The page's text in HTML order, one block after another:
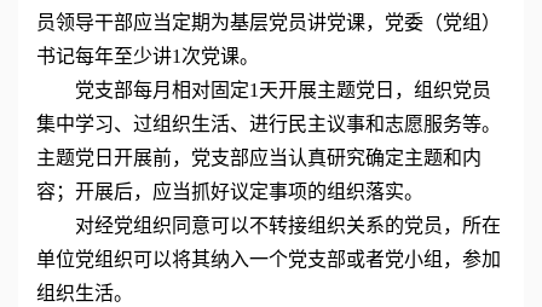
员领导干部应当定期为基层党员讲党课，党委（党组）
书记每年至少讲1次党课。
党支部每月相对固定1天开展主题党日，组织党员
集中学习、过组织生活、进行民主议事和志愿服务等。
主题党日开展前，党支部应当认真研究确定主题和内
容；开展后，应当抓好议定事项的组织落实。
对经党组织同意可以不转接组织关系的党员，所在
单位党组织可以将其纳入一个党支部或者党小组，参加
组织生活。